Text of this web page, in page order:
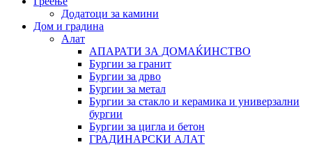
Додатоци за камини
Дом и градина
Алат
АПАРАТИ ЗА ДОМАЌИНСТВО
Бургии за гранит
Бургии за дрво
Бургии за метал
Бургии за стакло и керамика и универзални
бургии
Бургии за цигла и бетон
ГРАДИНАРСКИ АЛАТ